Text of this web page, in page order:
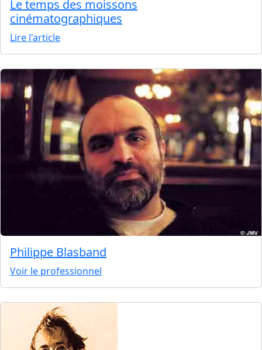
Le temps des moissons
cinématographiques
Lire l'article
Philippe Blasband
Voir le professionnel